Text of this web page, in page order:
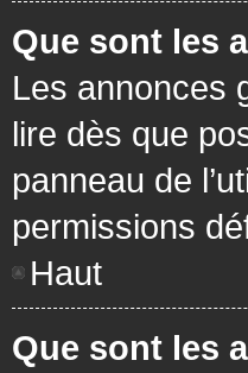
Que sont les
Les annonces
lire dès que
panneau de
permissions
Haut
Que sont les